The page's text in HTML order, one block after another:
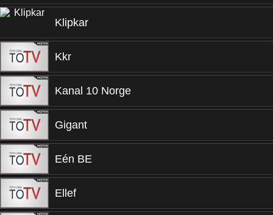
Klipkar
Kkr
Kanal 10 Norge
Gigant
Eén BE
Ellef